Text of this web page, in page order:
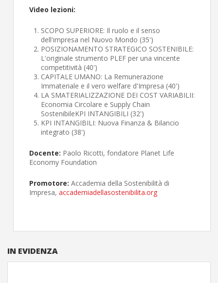
IN EVIDENZA
Video lezioni:
SCOPO SUPERIORE: Il ruolo e il senso
dell'impresa nel Nuovo Mondo (35')
POSIZIONAMENTO STRATEGICO SOSTENIBILE:
L'originale strumento PLEF per una vincente
competitività (40')
CAPITALE UMANO: La Remunerazione
Immateriale e il vero welfare d'Impresa (40')
LA SMATERIALIZZAZIONE DEI COST VARIABILII:
Economia Circolare e Supply Chain
SostenibileKPI INTANGIBILI (32')
KPI INTANGIBILI: Nuova Finanza & Bilancio
integrato (38')
Docente: Paolo Ricotti, fondatore Planet Life
Economy Foundation
Promotore: Accademia della Sostenibilità di
Impresa, accademiadellasostenibilita.org